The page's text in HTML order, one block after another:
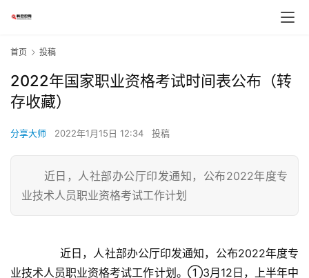
首页 投稿
2022年国家职业资格考试时间表公布（转
存收藏）
分享大师 2022年1月15日 12:34 投稿
近日，人社部办公厅印发通知，公布2022年度专
业技术人员职业资格考试工作计划
业技术人员职业资格考试工作计划。①3月12日，上半年中